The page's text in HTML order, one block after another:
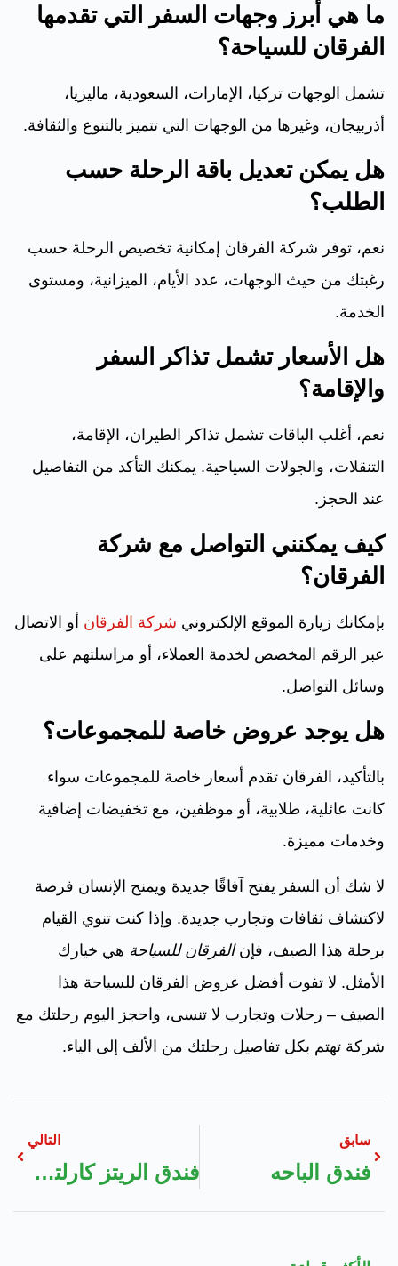
ما هي أبرز وجهات السفر التي تقدمها
الفرقان للسياحة؟
تشمل الوجهات تركيا، الإمارات، السعودية، ماليزيا،
أذربيجان، وغيرها من الوجهات التي تتميز بالتنوع والثقافة.
هل يمكن تعديل باقة الرحلة حسب
الطلب؟
نعم، توفر شركة الفرقان إمكانية تخصيص الرحلة حسب
رغبتك من حيث الوجهات، عدد الأيام، الميزانية، ومستوى
الخدمة.
هل الأسعار تشمل تذاكر السفر
والإقامة؟
نعم، أغلب الباقات تشمل تذاكر الطيران، الإقامة،
التنقلات، والجولات السياحية. يمكنك التأكد من التفاصيل
عند الحجز.
كيف يمكنني التواصل مع شركة
الفرقان؟
بإمكانك زيارة الموقع الإلكتروني شركة الفرقان أو الاتصال
عبر الرقم المخصص لخدمة العملاء، أو مراسلتهم على
وسائل التواصل.
هل يوجد عروض خاصة للمجموعات؟
بالتأكيد، الفرقان تقدم أسعار خاصة للمجموعات سواء
كانت عائلية، طلابية، أو موظفين، مع تخفيضات إضافية
وخدمات مميزة.
لا شك أن السفر يفتح آفاقًا جديدة ويمنح الإنسان فرصة
لاكتشاف ثقافات وتجارب جديدة. وإذا كنت تنوي القيام
برحلة هذا الصيف، فإنالفرقان للسياحة هي خيارك
الأمثل. لا تفوت أفضل عروض الفرقان للسياحة هذا
الصيف – رحلات وتجارب لا تنسى، واحجز اليوم رحلتك مع
شركة تهتم بكل تفاصيل رحلتك من الألف إلى الياء.
سابق
فندق الباحه
التالي
فندق الريتز كارلتون جدة